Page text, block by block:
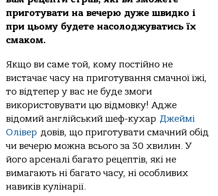
приготувати на вечерю дуже швидко і
при цьому будете насолоджуватись їх
смаком.
Якщо ви саме той, кому постійно не
вистачає часу на приготування смачної їжі,
то відтепер у вас не буде змоги
використовувати цю відмовку! Адже
відомий англійський шеф-кухар Джеймі
Олівер довів, що приготувати смачний обід
чи вечерю можна всього за 30 хвилин. У
його арсеналі багато рецептів, які не
вимагають ні багато часу, ні особливих
навиків кулінарії.